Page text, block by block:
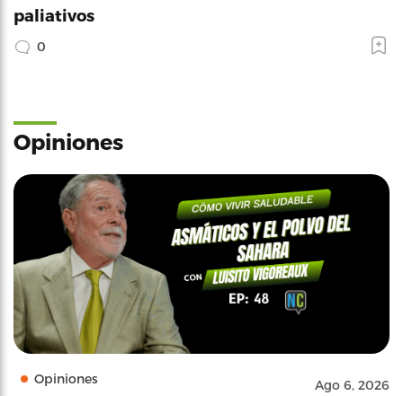
paliativos
0
Opiniones
Opiniones Ago 6, 2026